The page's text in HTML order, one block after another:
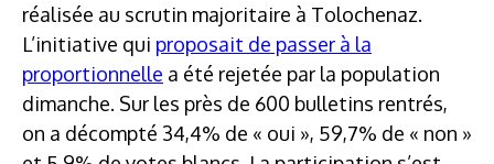
réalisée au scrutin majoritaire à Tolochenaz.
L’initiative qui proposait de passer à la
proportionnelle a été rejetée par la population
dimanche. Sur les près de 600 bulletins rentrés,
on a décompté 34,4% de « oui », 59,7% de « non »